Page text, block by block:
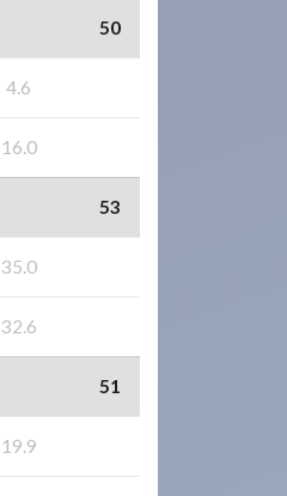
50
4.6
16.0
53
35.0
32.6
51
19.9